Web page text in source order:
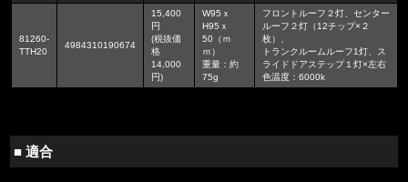
81260-
TTH20
4984310190674
15,400
円
(税抜価
格
14,000
円)
W95ｘ
H95ｘ
50（ｍ
ｍ）
重量：約
75g
フロントルーフ２灯、センター
ルーフ２灯（12チップ×２
枚）、
トランクルームルーフ1灯、ス
ライドドアステップ１灯×左右
色温度：6000k
■ 適合